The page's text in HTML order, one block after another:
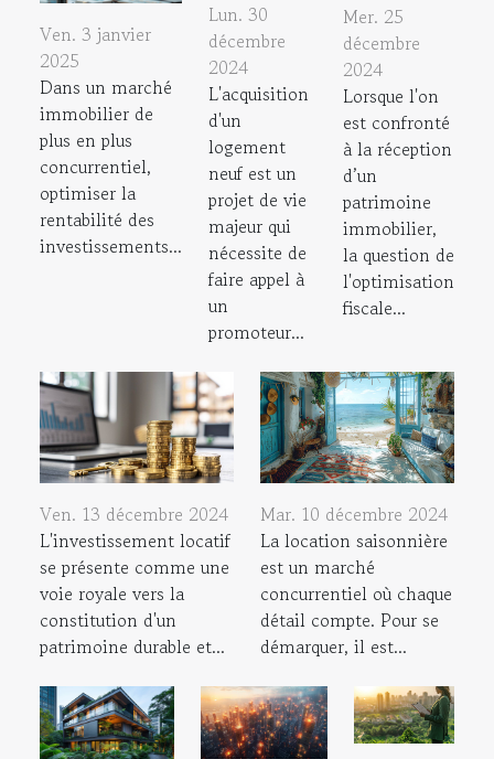
Ven. 3 janvier
2025
Dans un marché
immobilier de
plus en plus
concurrentiel,
optimiser la
rentabilité des
investissements...
Lun. 30
décembre
2024
L'acquisition
d'un
logement
neuf est un
projet de vie
majeur qui
nécessite de
faire appel à
un
promoteur...
Mer. 25
décembre
2024
Lorsque l'on
est confronté
à la réception
d’un
patrimoine
immobilier,
la question de
l'optimisation
fiscale...
Ven. 13 décembre 2024
L'investissement locatif
se présente comme une
voie royale vers la
constitution d'un
patrimoine durable et...
Mar. 10 décembre 2024
La location saisonnière
est un marché
concurrentiel où chaque
détail compte. Pour se
démarquer, il est...